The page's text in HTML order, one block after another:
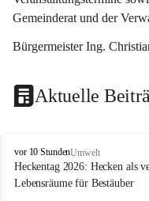
Gemeinderat und der
Bürgermeister Ing.
Aktuelle
S
t
ö
vor 10 StundenUmwelt
Heckentag 2026: Hecken als
Lebensräume für Bestäuber